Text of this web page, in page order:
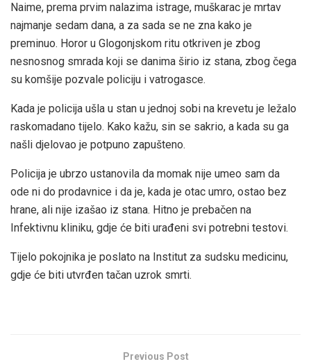
Naime, prema prvim nalazima istrage, muškarac je mrtav
najmanje sedam dana, a za sada se ne zna kako je
preminuo. Horor u Glogonjskom ritu otkriven je zbog
nesnosnog smrada koji se danima širio iz stana, zbog čega
su komšije pozvale policiju i vatrogasce.
Kada je policija ušla u stan u jednoj sobi na krevetu je ležalo
raskomadano tijelo. Kako kažu, sin se sakrio, a kada su ga
našli djelovao je potpuno zapušteno.
Policija je ubrzo ustanovila da momak nije umeo sam da
ode ni do prodavnice i da je, kada je otac umro, ostao bez
hrane, ali nije izašao iz stana. Hitno je prebačen na
Infektivnu kliniku, gdje će biti urađeni svi potrebni testovi.
Tijelo pokojnika je poslato na Institut za sudsku medicinu,
gdje će biti utvrđen tačan uzrok smrti.
Previous Post